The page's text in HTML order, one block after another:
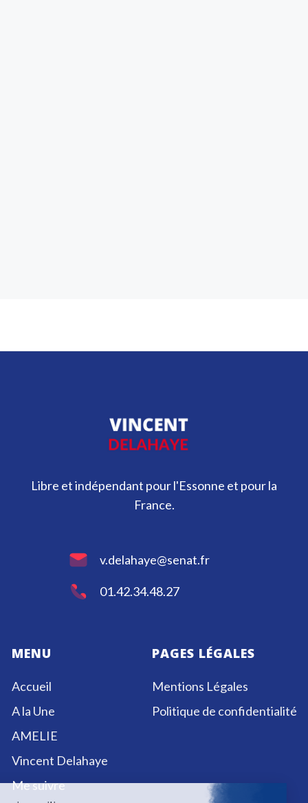
Libre et indépendant pour l'Essonne et pour la
France.
v.delahaye@senat.fr
01.42.34.48.27
MENU
Accueil
A la Une
AMELIE
Vincent Delahaye
Me suivre
PAGES LÉGALES
Mentions Légales
Politique de confidentialité